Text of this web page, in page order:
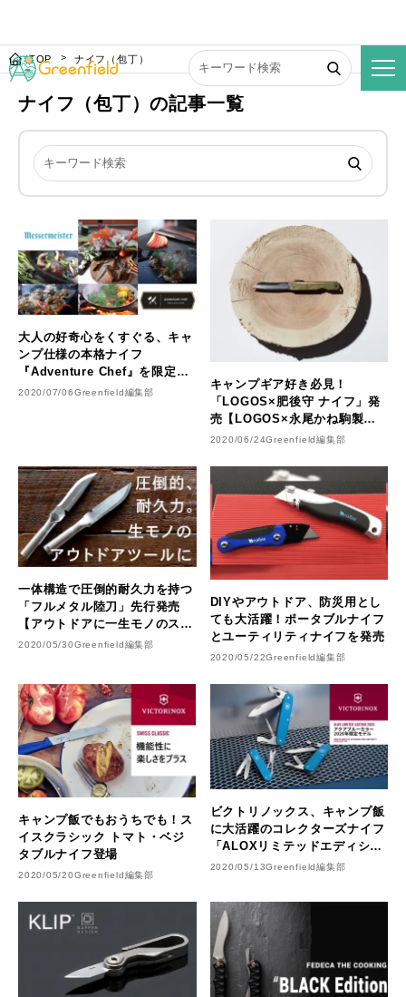
TOP ナイフ（包丁）
ナイフ（包丁）の記事一覧
大人の好奇心をくすぐる、キャ
ンプ仕様の本格ナイフ
『Adventure Chef』を限定販
売
2020/07/06Greenfield編集部
キャンプギア好き必見！
「LOGOS×肥後守 ナイフ」発
売【LOGOS×永尾かね駒製作
所 初コラボ】
2020/06/24Greenfield編集部
一体構造で圧倒的耐久力を持つ
「フルメタル陸刀」先行発売
【アウトドアに一生モノのステ
ンレス屋外用ナイフを】
2020/05/30Greenfield編集部
DIYやアウトドア、防災用とし
ても大活躍！ポータブルナイフ
とユーティリティナイフを発売
2020/05/22Greenfield編集部
キャンプ飯でもおうちでも！ス
イスクラシック トマト・ベジ
タブルナイフ登場
2020/05/20Greenfield編集部
ビクトリノックス、キャンプ飯
に大活躍のコレクターズナイフ
「ALOXリミテッドエディショ
ン2020」を発売
2020/05/13Greenfield編集部